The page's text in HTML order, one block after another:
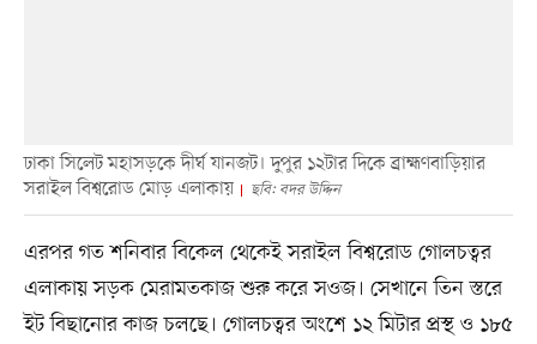
ঢাকা সিলেট মহাসড়কে দীর্ঘ যানজট। দুপুর ১২টার দিকে ব্রাহ্মণবাড়িয়ার
সরাইল বিশ্বরোড মোড় এলাকায়
ছবি: বদর উদ্দিন
এরপর গত শনিবার বিকেল থেকেই সরাইল বিশ্বরোড গোলচত্বর
এলাকায় সড়ক মেরামতকাজ শুরু করে সওজ। সেখানে তিন স্তরে
ইট বিছানোর কাজ চলছে। গোলচত্বর অংশে ১২ মিটার প্রস্থ ও ১৮৫